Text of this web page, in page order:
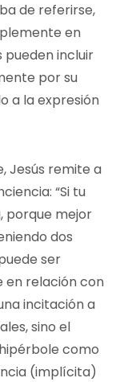
de referirse,
en
pueden incluir
por su
a la expresión
Jesús remite a
“Si tu
porque mejor
dos
ser
en relación con
incitación a
sino el
como
(implícita)